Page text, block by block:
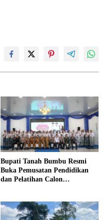
Bupati Tanah Bumbu Resmi
Buka Pemusatan Pendidikan
dan Pelatihan Calon